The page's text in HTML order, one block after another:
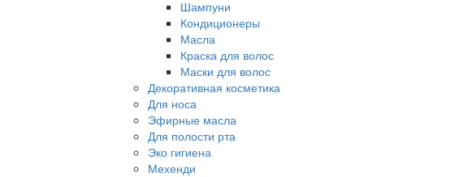
Шампуни
Кондиционеры
Масла
Краска для волос
Маски для волос
Декоративная косметика
Для носа
Эфирные масла
Для полости рта
Эко гигиена
Мехенди